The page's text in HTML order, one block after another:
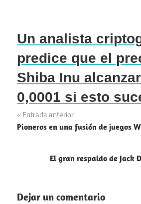
Un analista
predice que el
Shiba Inu
0,0001 si esto
Navegación
de
entradas
Entrada anterior
Pioneros en una fusión de juegos
El gran respaldo de Jack
Dejar un comentario